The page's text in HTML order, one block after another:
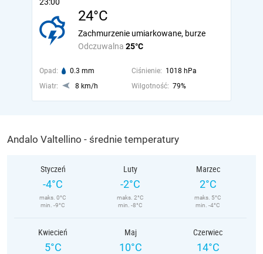
24°C
Odczuwalna 25°C
Zachmurzenie umiarkowane, burze
Opad: 0.3 mm Ciśnienie: 1018 hPa
Wiatr:
8 km/h Wilgotność: 79%
Andalo Valtellino - średnie temperatury
Styczeń
-4°C
maks. 0°C
min. -9°C
Luty
-2°C
maks. 2°C
min. -8°C
Marzec
2°C
maks. 5°C
min. -4°C
Kwiecień
5°C
Maj
10°C
Czerwiec
14°C